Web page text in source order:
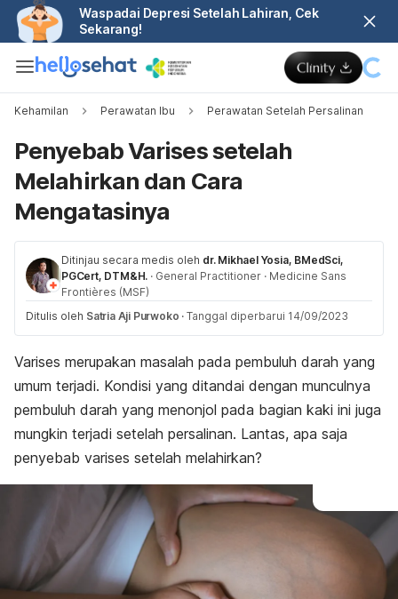
Waspadai Depresi Setelah Lahiran, Cek
Sekarang!
Kehamilan Perawatan Ibu Perawatan Setelah Persalinan
Penyebab Varises setelah
Melahirkan dan Cara
Mengatasinya
Ditinjau secara medis oleh dr. Mikhael Yosia, BMedSci,
PGCert, DTM&H. · General Practitioner · Medicine Sans
Frontières (MSF)
Ditulis oleh Satria Aji Purwoko · Tanggal diperbarui 14/09/2023
Varises merupakan masalah pada pembuluh darah yang
umum terjadi. Kondisi yang ditandai dengan munculnya
pembuluh darah yang menonjol pada bagian kaki ini juga
mungkin terjadi setelah persalinan. Lantas, apa saja
penyebab varises setelah melahirkan?